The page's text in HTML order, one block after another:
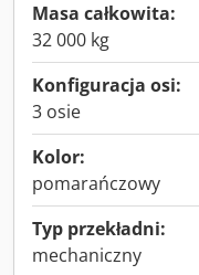
Masa całkowita:
32 000 kg
Konfiguracja osi:
3 osie
Kolor:
pomarańczowy
Typ przekładni:
mechaniczny